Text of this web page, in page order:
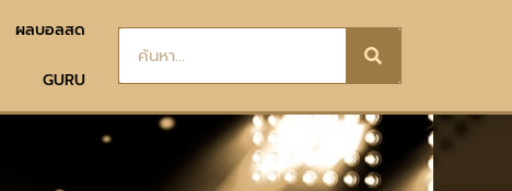
ผลบอลสด
GURU